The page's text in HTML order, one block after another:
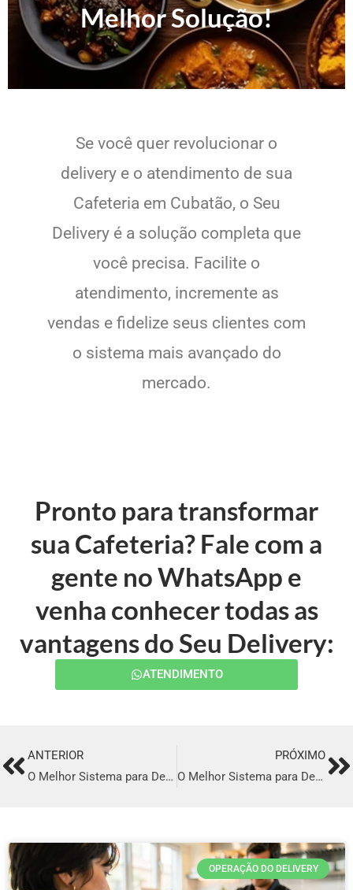
Melhor Solução!
Se você quer revolucionar o
delivery e o atendimento de sua
Cafeteria em Cubatão, o Seu
Delivery é a solução completa que
você precisa. Facilite o
atendimento, incremente as
vendas e fidelize seus clientes com
o sistema mais avançado do
mercado.
Pronto para transformar
sua Cafeteria? Fale com a
gente no WhatsApp e
venha conhecer todas as
vantagens do Seu Delivery:
ATENDIMENTO
PrevANTERIOR
O Melhor Sistema para Delivery em Araras
PRÓXIMO
O Melhor Sistema para Delivery em Santa Cruz do Sul
OPERAÇÃO DO DELIVERY